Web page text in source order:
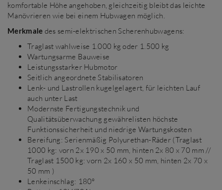
komfortable Höhe angehoben, gleichzeitig bleibt das leichte
Manövrieren wie bei einem Hubwagen möglich.
Merkmale des semi-elektrischen Scherenhubwagens:
Traglast wahlweise 1.000 kg oder 1.500 kg
Wartungsarme Bauweise
Leistungsstarker Hubmotor
Seitlich angeordnete Stabilisatoren
Lenk- und Lastrollen kugelgelagert, für leichten Lauf
auch unter Last
Modernste Fertigungstechnik und
Qualitätsüberwachung gewährelisten höchste
Funktionssicherheit und niedrige Wartungskosten
Bereifung: Serienmäßig Polyurethan-Räder (Traglast
1000 kg: vorn 2x 190 x 50 mm, hinten 2x 80 x 70 mm //
Traglast 1500 kg: vorn 2x 160 x 50 mm, hinten 2x 70 x
50 mm )
Lenkeinschlag: 180°